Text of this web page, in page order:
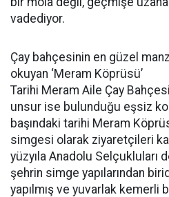
vadediyor.
Çay bahçesinin en güzel
okuyan ‘Meram Köprüsü’
Tarihi Meram Aile Çay
unsur ise bulunduğu eşsiz
başındaki tarihi Meram
simgesi olarak ziyaretçileri
yüzyıla Anadolu Selçukluları
şehrin simge yapılarından
yapılmış ve yuvarlak kemerli